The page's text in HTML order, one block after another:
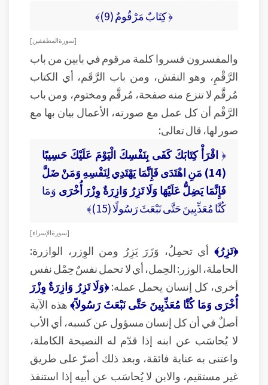
﴿ كِتَابٌ مَرْقُومٌ (9)﴾
[ سورة المطففين ]
والمفسرون فسروا كلمة مرقوم في بابين من باب
الرَّقْمِ، وهو النقش، ومن باب الرَّقَم، أي الكتاب
مُرقَّم لا تنزع منه صفحة، مُرقَّم ومختوم، ومن باب
الرَّقْم أن كل عمل مع صورته، الأعمال بيان بها مع
صور لها، قال تعالى:
﴿ اقْرَأْ كِتَابَكَ كَفَى بِنَفْسِكَ الْيَوْمَ عَلَيْكَ حَسِيبًا
(14) مَنِ اهْتَدَى فَإِنَّمَا يَهْتَدِي لِنَفْسِهِ وَمَنْ ضَلَّ
فَإِنَّمَا يَضِلُّ عَلَيْهَا وَلَا تَزِرُ وَازِرَةٌ وِزْرَ أُخْرَى وَمَا
كُنَّا مُعَذِّبِينَ حَتَّى نَبْعَثَ رَسُولًا (15)﴾
[ سورة الإسراء ]
﴿تَزِرُ﴾ أي تحمِلُ، وَزَرَ يَزِرُ ومن الوِزر، الوازرة:
الحاملة، الوزر: الحِمل، أي لا تحمل نفسٌ حِمْل نفس
أخرى، كل إنسان يحمل عمله:﴿وَلَا تَزِرُ وَازِرَةٌ وِزْرَ
أُخْرَى وَمَا كُنَّا مُعَذِّبِينَ حَتَّى نَبْعَثَ رَسُولاً﴾هذه الآية
أصلٌ في أن كل إنسان مسؤول عن كسبه، أي الأب
لا يُحاسَب عن ابنه إذا قدّم له النصيحة الكاملة،
واعتنى به عناية فائقة، وبعد ذلك أصرّ على طريق
غير مستقيم، والابن لا يُحاسَب عن أبيه إذا استنفذ